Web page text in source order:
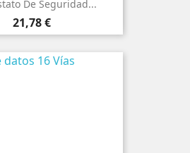
De Seguridad...
Precio
21,78 €